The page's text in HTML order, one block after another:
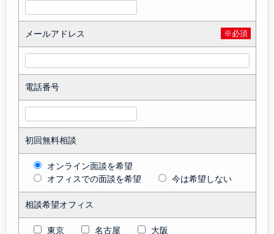
メールアドレス ※必須
電話番号
初回無料相談
オンライン面談を希望
オフィスでの面談を希望
今は希望しない
相談希望オフィス
東京 名古屋 大阪